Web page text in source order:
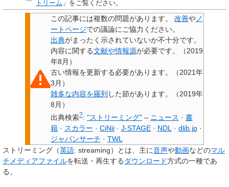
トリーム 」をご覧ください。
この記事には複数の問題があります。 改善やノ
ートページでの議論にご協力ください。
出典がまったく示されていないか不十分です。
内容に関する文献や情報源が必要です。 （2019
年8月 ）
古い情報を更新する必要があります。 （2021年
3月 ）
雑多な内容を羅列 した節があります。 （2019年
8月 ）
出典検索?: "ストリーミング" – ニュース · 書
籍 · スカラー · CiNii · J-STAGE · NDL · dlib.jp ·
ジャパンサーチ · TWL
ストリーミング （英語: streaming）とは、主に音声や動画などのマル
チメディアファイルを転送・再生する ダウンロード方式の一種であ
る。